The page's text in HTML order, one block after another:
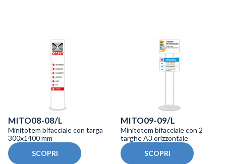
MITO08-08/L
Minitotem bifacciale con targa
300x1400 mm
SCOPRI
MITO09-09/L
Minitotem bifacciale con 2
targhe A3 orizzontale
SCOPRI